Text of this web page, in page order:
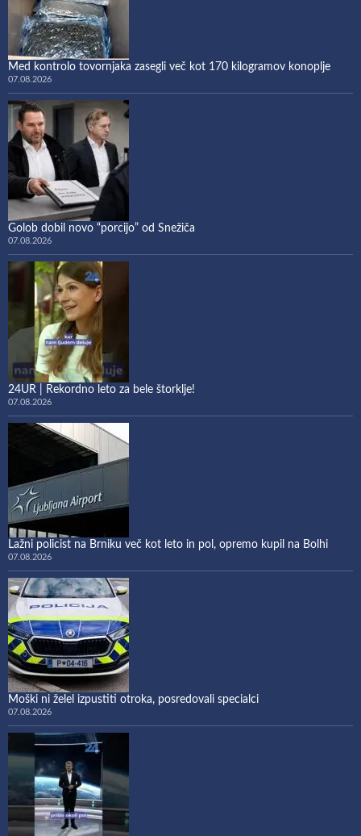
Med kontrolo tovornjaka zasegli več kot 170 kilogramov konoplje
07.08.2026
Golob dobil novo “porcijo” od Snežiča
07.08.2026
24UR | Rekordno leto za bele štorklje!
07.08.2026
Lažni policist na Brniku več kot leto in pol, opremo kupil na Bolhi
07.08.2026
Moški ni želel izpustiti otroka, posredovali specialci
07.08.2026